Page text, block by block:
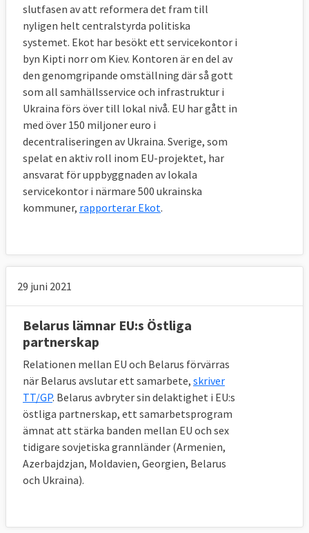
slutfasen av att reformera det fram till
nyligen helt centralstyrda politiska
systemet. Ekot har besökt ett servicekontor i
byn Kipti norr om Kiev. Kontoren är en del av
den genomgripande omställning där så gott
som all samhällsservice och infrastruktur i
Ukraina förs över till lokal nivå. EU har gått in
med över 150 miljoner euro i
decentraliseringen av Ukraina. Sverige, som
spelat en aktiv roll inom EU-projektet, har
ansvarat för uppbyggnaden av lokala
servicekontor i närmare 500 ukrainska
kommuner, rapporterar Ekot.
29 juni 2021
Belarus lämnar EU:s Östliga
partnerskap
Relationen mellan EU och Belarus förvärras
när Belarus avslutar ett samarbete, skriver
TT/GP. Belarus avbryter sin delaktighet i EU:s
östliga partnerskap, ett samarbetsprogram
ämnat att stärka banden mellan EU och sex
tidigare sovjetiska grannländer (Armenien,
Azerbajdzjan, Moldavien, Georgien, Belarus
och Ukraina).